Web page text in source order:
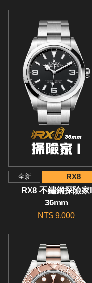
全新 RX8
RX8 不鏽鋼探險家I
36mm
NT$ 9,000